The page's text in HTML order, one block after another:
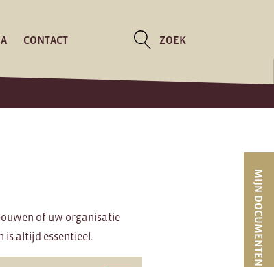
CONTACT ZOEK
MIJN DOCUMENTEN
of uw organisatie
is altijd essentieel.